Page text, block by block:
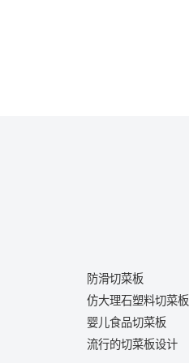
防滑切菜板
仿大理石塑料切菜板
婴儿食品切菜板
流行的切菜板设计